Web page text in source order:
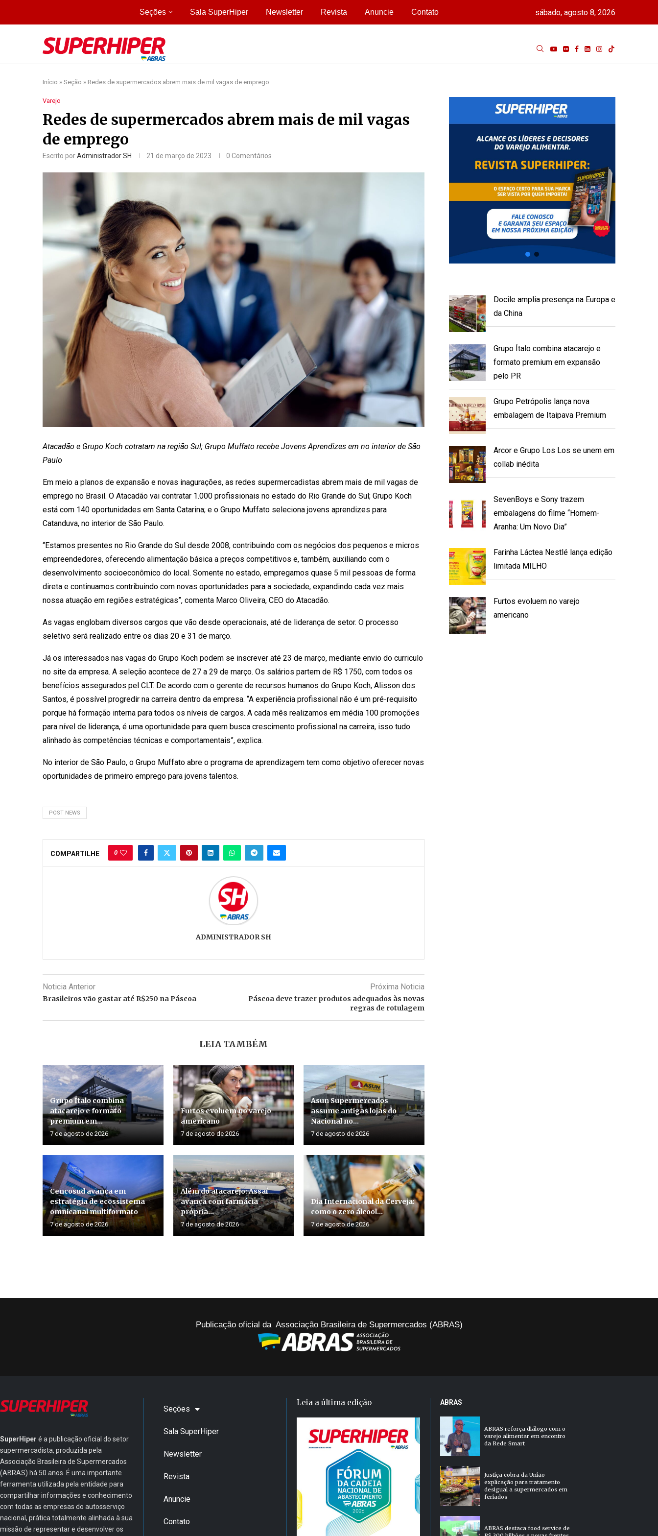
Seções Sala SuperHiper Newsletter Revista Anuncie Contato sábado, agosto 8, 2026
Início » Seção » Redes de supermercados abrem mais de mil vagas de emprego
Varejo
Redes de supermercados abrem mais de mil vagas
de emprego
Escrito porAdministrador SH 21 de março de 2023 0 Comentários
Atacadão e Grupo Koch cotratam na região Sul; Grupo Muffato recebe Jovens Aprendizes em no interior de São
Paulo
Em meio a planos de expansão e novas inagurações, as redes supermercadistas abrem mais de mil vagas de
emprego no Brasil. O Atacadão vai contratar 1.000 profissionais no estado do Rio Grande do Sul; Grupo Koch
está com 140 oportunidades em Santa Catarina; e o Grupo Muffato seleciona jovens aprendizes para
Catanduva, no interior de São Paulo.
“Estamos presentes no Rio Grande do Sul desde 2008, contribuindo com os negócios dos pequenos e micros
empreendedores, oferecendo alimentação básica a preços competitivos e, também, auxiliando com o
desenvolvimento socioeconômico do local. Somente no estado, empregamos quase 5 mil pessoas de forma
direta e continuamos contribuindo com novas oportunidades para a sociedade, expandindo cada vez mais
nossa atuação em regiões estratégicas”, comenta Marco Oliveira, CEO do Atacadão.
As vagas englobam diversos cargos que vão desde operacionais, até de liderança de setor. O processo
seletivo será realizado entre os dias 20 e 31 de março.
Já os interessados nas vagas do Grupo Koch podem se inscrever até 23 de março, mediante envio do curriculo
no site da empresa. A seleção acontece de 27 a 29 de março. Os salários partem de R$ 1750, com todos os
benefícios assegurados pel CLT. De acordo com o gerente de recursos humanos do Grupo Koch, Alisson dos
Santos, é possível progredir na carreira dentro da empresa. “A experiência profissional não é um pré-requisito
porque há formação interna para todos os níveis de cargos. A cada mês realizamos em média 100 promoções
para nível de liderança, é uma oportunidade para quem busca crescimento profissional na carreira, isso tudo
alinhado às competências técnicas e comportamentais”, explica.
No interior de São Paulo, o Grupo Muffato abre o programa de aprendizagem tem como objetivo oferecer novas
oportunidades de primeiro emprego para jovens talentos.
POST NEWS
COMPARTILHE 0
ADMINISTRADOR SH
Noticia Anterior
Brasileiros vão gastar até R$250 na Páscoa
Próxima Noticia
Páscoa deve trazer produtos adequados às novas
regras de rotulagem
LEIA TAMBÉM
Grupo Ítalo combina
atacarejo e formato
premium em...
7 de agosto de 2026
Furtos evoluem no varejo
americano
7 de agosto de 2026
Asun Supermercados
assume antigas lojas do
Nacional no...
7 de agosto de 2026
Cencosud avança em
estratégia de ecossistema
omnicanal multiformato
7 de agosto de 2026
Além do atacarejo: Assaí
avança com farmácia
própria...
7 de agosto de 2026
Dia Internacional da Cerveja:
como o zero álcool...
7 de agosto de 2026
Docile amplia presença na Europa e
da China
Grupo Ítalo combina atacarejo e
formato premium em expansão
pelo PR
Grupo Petrópolis lança nova
embalagem de Itaipava Premium
Arcor e Grupo Los Los se unem em
collab inédita
SevenBoys e Sony trazem
embalagens do filme “Homem-
Aranha: Um Novo Dia”
Farinha Láctea Nestlé lança edição
limitada MILHO
Furtos evoluem no varejo
americano
Publicação oficial da Associação Brasileira de Supermercados (ABRAS)
SuperHiper é a publicação oficial do setor
supermercadista, produzida pela
Associação Brasileira de Supermercados
(ABRAS) há 50 anos. É uma importante
ferramenta utilizada pela entidade para
compartilhar informações e conhecimento
com todas as empresas do autosserviço
nacional, prática totalmente alinhada à sua
missão de representar e desenvolver os
Seções
Sala SuperHiper
Newsletter
Revista
Anuncie
Contato
Leia a última edição ABRAS
ABRAS reforça diálogo com o
varejo alimentar em encontro
da Rede Smart
Justiça cobra da União
explicação para tratamento
desigual a supermercados em
feriados
ABRAS destaca food service de